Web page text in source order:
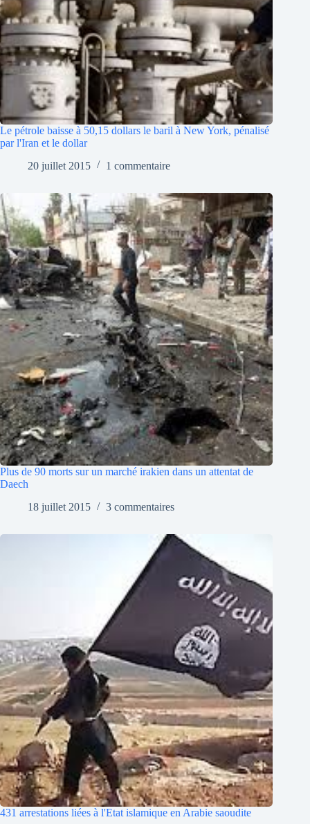
Le pétrole baisse à 50,15 dollars le baril à New York, pénalisé
par l'Iran et le dollar
20 juillet 2015
1 commentaire
Plus de 90 morts sur un marché irakien dans un attentat de
Daech
18 juillet 2015
3 commentaires
431 arrestations liées à l'Etat islamique en Arabie saoudite